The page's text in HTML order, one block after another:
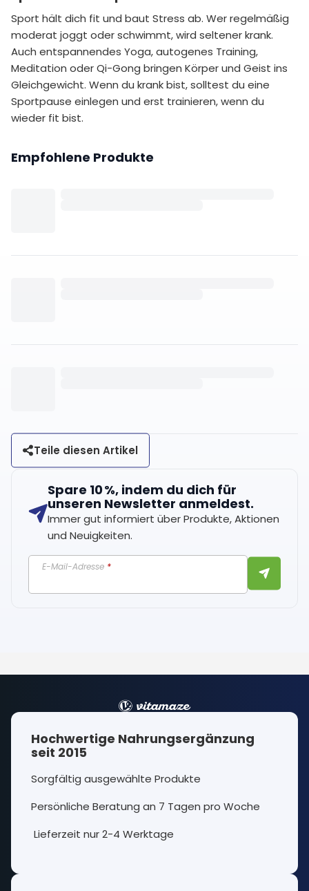
Sport hält dich fit und baut Stress ab. Wer regelmäßig
moderat joggt oder schwimmt, wird seltener krank.
Auch entspannendes Yoga, autogenes Training,
Meditation oder Qi-Gong bringen Körper und Geist ins
Gleichgewicht. Wenn du krank bist, solltest du eine
Sportpause einlegen und erst trainieren, wenn du
wieder fit bist.
Empfohlene Produkte
Teile diesen Artikel
Spare 10 %, indem du dich für
unseren Newsletter anmeldest.
Immer gut informiert über Produkte, Aktionen
und Neuigkeiten.
E-Mail-Adresse *
Hochwertige Nahrungsergänzung
seit 2015
Sorgfältig ausgewählte Produkte
Persönliche Beratung an 7 Tagen pro Woche
Lieferzeit nur 2-4 Werktage